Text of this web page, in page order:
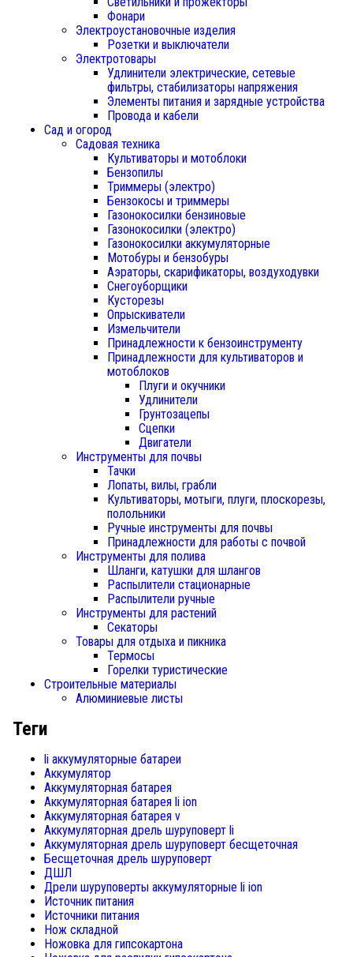
Фонари
Электроустановочные изделия
Розетки и выключатели
Электротовары
Удлинители электрические, сетевые
фильтры, стабилизаторы напряжения
Элементы питания и зарядные устройства
Провода и кабели
Сад и огород
Садовая техника
Культиваторы и мотоблоки
Бензопилы
Триммеры (электро)
Бензокосы и триммеры
Газонокосилки бензиновые
Газонокосилки (электро)
Газонокосилки аккумуляторные
Мотобуры и бензобуры
Аэраторы, скарификаторы, воздуходувки
Снегоуборщики
Кусторезы
Опрыскиватели
Измельчители
Принадлежности к бензоинструменту
Принадлежности для культиваторов и
мотоблоков
Плуги и окучники
Удлинители
Грунтозацепы
Сцепки
Двигатели
Инструменты для почвы
Тачки
Лопаты, вилы, грабли
Культиваторы, мотыги, плуги, плоскорезы,
полольники
Ручные инструменты для почвы
Принадлежности для работы с почвой
Инструменты для полива
Шланги, катушки для шлангов
Распылители стационарные
Распылители ручные
Инструменты для растений
Секаторы
Товары для отдыха и пикника
Термосы
Горелки туристические
Строительные материалы
Алюминиевые листы
Теги
li аккумуляторные батареи
Аккумулятор
Аккумуляторная батарея
Аккумуляторная батарея li ion
Аккумуляторная батарея v
Аккумуляторная дрель шуруповерт li
Аккумуляторная дрель шуруповерт бесщеточная
Бесщеточная дрель шуруповерт
ДШЛ
Дрели шуруповерты аккумуляторные li ion
Источник питания
Источники питания
Нож складной
Ножовка для гипсокартона